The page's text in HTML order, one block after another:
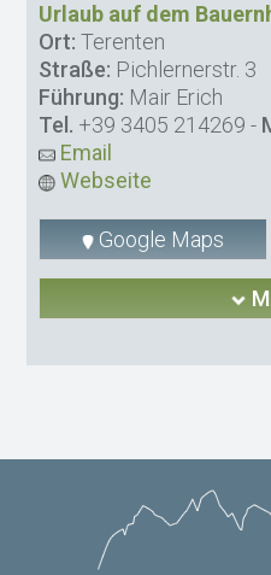
Urlaub auf dem
Ort: Terenten
Straße: Pichlernerstr. 3
Führung: Mair Erich
Tel. +39 3405 214269 -
Email
Webseite
Google Maps